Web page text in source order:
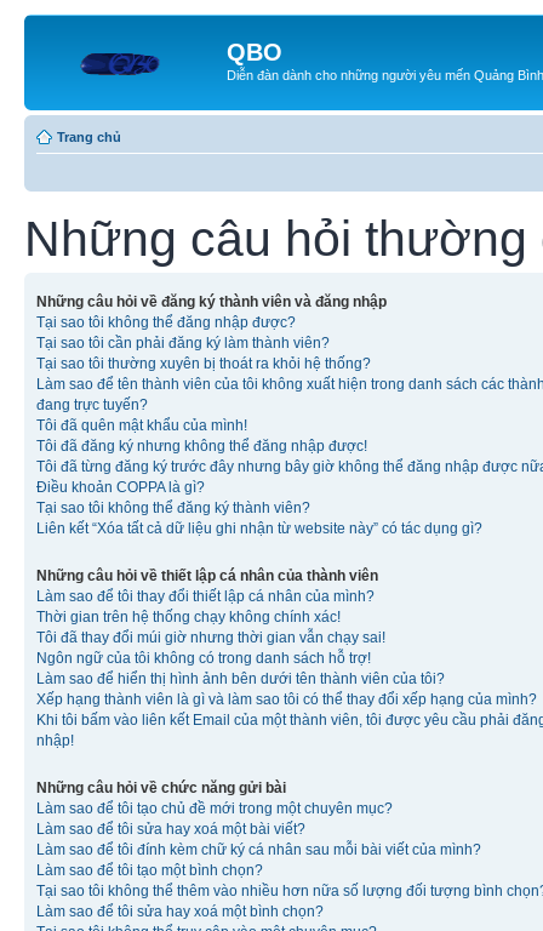
QBO
Diễn đàn dành cho những người yêu mến Quảng Bình
Trang chủ
Những câu hỏi thường
Những câu hỏi về đăng ký thành viên và đăng nhập
Tại sao tôi không thể đăng nhập được?
Tại sao tôi cần phải đăng ký làm thành viên?
Tại sao tôi thường xuyên bị thoát ra khỏi hệ thống?
Làm sao để tên thành viên của tôi không xuất hiện trong danh sách các
đang trực tuyến?
Tôi đã quên mật khẩu của mình!
Tôi đã đăng ký nhưng không thể đăng nhập được!
Tôi đã từng đăng ký trước đây nhưng bây giờ không thể đăng nhập được
Điều khoản COPPA là gì?
Tại sao tôi không thể đăng ký thành viên?
Liên kết “Xóa tất cả dữ liệu ghi nhận từ website này” có tác dụng gì?
Những câu hỏi về thiết lập cá nhân của thành viên
Làm sao để tôi thay đổi thiết lập cá nhân của mình?
Thời gian trên hệ thống chạy không chính xác!
Tôi đã thay đổi múi giờ nhưng thời gian vẫn chạy sai!
Ngôn ngữ của tôi không có trong danh sách hỗ trợ!
Làm sao để hiển thị hình ảnh bên dưới tên thành viên của tôi?
Xếp hạng thành viên là gì và làm sao tôi có thể thay đổi xếp hạng của mình?
Khi tôi bấm vào liên kết Email của một thành viên, tôi được yêu cầu phải
nhập!
Những câu hỏi về chức năng gửi bài
Làm sao để tôi tạo chủ đề mới trong một chuyên mục?
Làm sao để tôi sửa hay xoá một bài viết?
Làm sao để tôi đính kèm chữ ký cá nhân sau mỗi bài viết của mình?
Làm sao để tôi tạo một bình chọn?
Tại sao tôi không thể thêm vào nhiều hơn nữa số lượng đối tượng bình
Làm sao để tôi sửa hay xoá một bình chọn?